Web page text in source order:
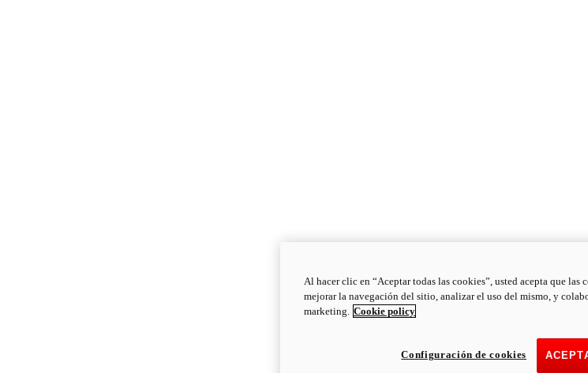
Al hacer clic en “Aceptar todas las cookies”, usted acepta que las
mejorar la navegación del sitio, analizar el uso del mismo, y
marketing. Cookie policy
Configuración de cookies